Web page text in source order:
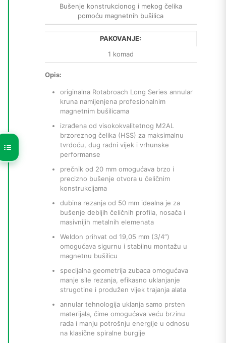
Bušenje konstrukcionog i mekog čelika
pomoću magnetnih bušilica
PAKOVANJE:
1 komad
Opis:
originalna Rotabroach Long Series annular
kruna namijenjena profesionalnim
magnetnim bušilicama
izrađena od visokokvalitetnog M2AL
brzoreznog čelika (HSS) za maksimalnu
tvrdoću, dug radni vijek i vrhunske
performanse
prečnik od 20 mm omogućava brzo i
precizno bušenje otvora u čeličnim
konstrukcijama
dubina rezanja od 50 mm idealna je za
bušenje debljih čeličnih profila, nosača i
masivnijih metalnih elemenata
Weldon prihvat od 19,05 mm (3/4”)
omogućava sigurnu i stabilnu montažu u
magnetnu bušilicu
specijalna geometrija zubaca omogućava
manje sile rezanja, efikasno uklanjanje
strugotine i produžen vijek trajanja alata
annular tehnologija uklanja samo prsten
materijala, čime omogućava veću brzinu
rada i manju potrošnju energije u odnosu
na klasične spiralne burgije